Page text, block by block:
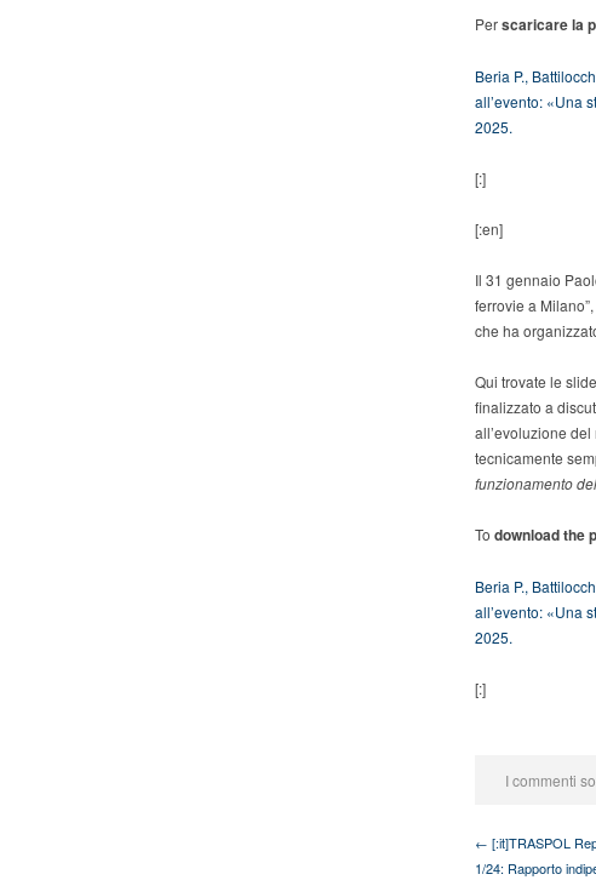
Perscaricare la
Beria P.,
all’evento: «Una
2025.
[:]
[:en]
Il 31 gennaio
ferrovie a
che ha
Qui trovate le
finalizzato a
all’evoluzione
tecnicamente
funzionamento
To download the
Beria P.,
all’evento: «Una
2025.
[:]
I commenti
← [:it]TRASPOL
1/24: Rapporto